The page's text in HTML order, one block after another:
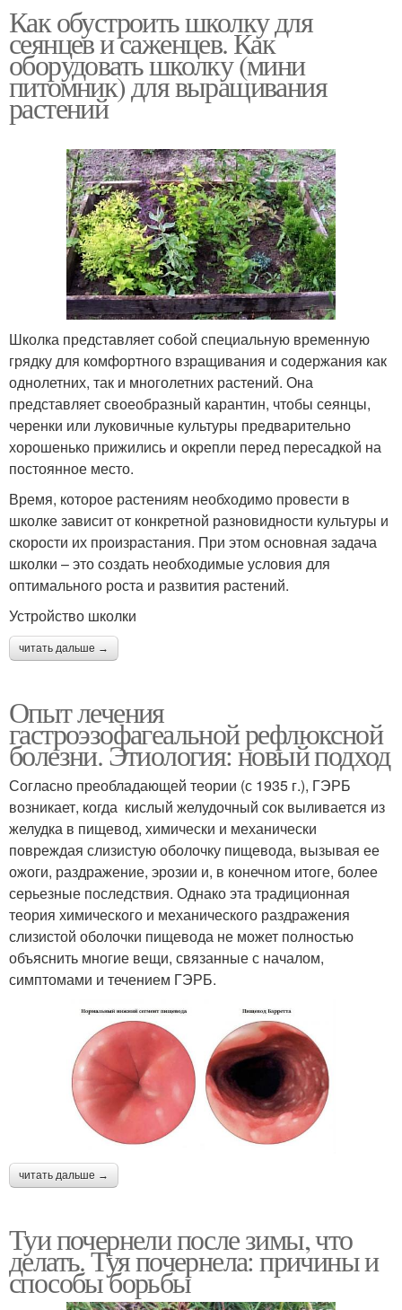
Как обустроить школку для
сеянцев и саженцев. Как
оборудовать школку (мини
питомник) для выращивания
растений
Школка представляет собой специальную временную
грядку для комфортного взращивания и содержания как
однолетних, так и многолетних растений. Она
представляет своеобразный карантин, чтобы сеянцы,
черенки или луковичные культуры предварительно
хорошенько прижились и окрепли перед пересадкой на
постоянное место.
Время, которое растениям необходимо провести в
школке зависит от конкретной разновидности культуры и
скорости их произрастания. При этом основная задача
школки – это создать необходимые условия для
оптимального роста и развития растений.
Устройство школки
читать дальше →
Опыт лечения
гастроэзофагеальной рефлюксной
болезни. Этиология: новый подход
Согласно преобладающей теории (с 1935 г.), ГЭРБ
возникает, когда кислый желудочный сок выливается из
желудка в пищевод, химически и механически
повреждая слизистую оболочку пищевода, вызывая ее
ожоги, раздражение, эрозии и, в конечном итоге, более
серьезные последствия. Однако эта традиционная
теория химического и механического раздражения
слизистой оболочки пищевода не может полностью
объяснить многие вещи, связанные с началом,
симптомами и течением ГЭРБ.
читать дальше →
Туи почернели после зимы, что
делать. Туя почернела: причины и
способы борьбы